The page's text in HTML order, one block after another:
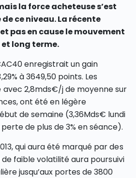
la force acheteuse s’est
ce niveau. La récente
pas en cause le mouvement
long terme.
enregistrait un gain
à 3649,50 points. Les
avec 2,8mds€/j de moyenne sur
ont été en légère
de semaine (3,36Mds€ lundi
de plus de 3% en séance).
qui aura été marqué par des
faible volatilité aura poursuivi
jusqu’aux portes de 3800